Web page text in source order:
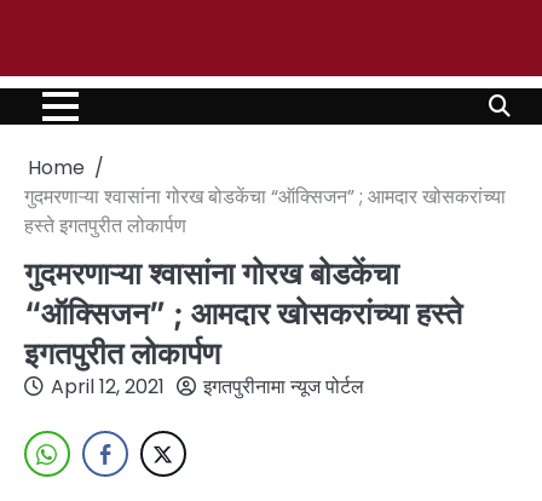
Home
गुदमरणाऱ्या श्वासांना गोरख बोडकेंचा “ऑक्सिजन” ; आमदार खोसकरांच्या
हस्ते इगतपुरीत लोकार्पण
गुदमरणाऱ्या श्वासांना गोरख बोडकेंचा
“ऑक्सिजन” ; आमदार खोसकरांच्या हस्ते
इगतपुरीत लोकार्पण
April 12, 2021 इगतपुरीनामा न्यूज पोर्टल